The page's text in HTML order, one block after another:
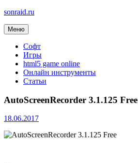
sonraid.ru
Скачивай программы, мини игры
Меню
Софт
Игры
html5 game online
Онлайн инструменты
Статьи
AutoScreenRecorder 3.1.125 Free
18.06.2017